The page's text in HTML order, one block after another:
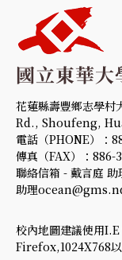
花蓮縣壽豐鄉志學
Rd., Shoufeng,
電話（PHONE）：
傳真（FAX）：886-
聯絡信箱 - 戴言庭
助理
校內地圖建議使用
Firefox,1024X768